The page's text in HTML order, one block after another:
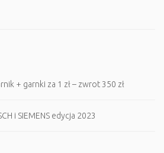
+ garnki za 1 zł – zwrot 350 zł
i SIEMENS edycja 2023